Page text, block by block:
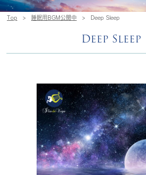
Top > 睡眠用BGM公開中 > Deep Sleep
Deep Sleep